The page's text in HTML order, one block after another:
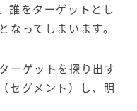
誰をターゲットとし
なってしまいます。
ーゲットを探り出す
セグメント）し、明